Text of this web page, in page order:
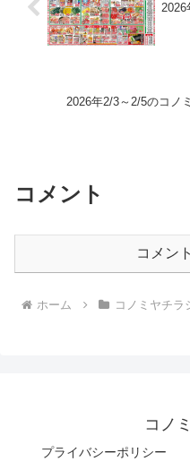
2026
2026年2/3～2/5のコノ
コメント
コメン
ホーム コノミヤチラ
コノ
プライバシーポリシー